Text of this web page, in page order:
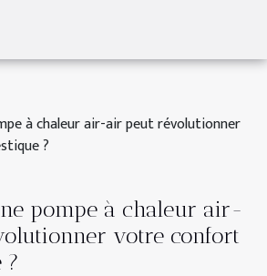
à chaleur air-air peut révolutionner
?
pompe à chaleur air-
votre confort
?